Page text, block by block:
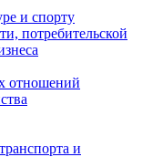
и спорту
потребительской
отношений
и